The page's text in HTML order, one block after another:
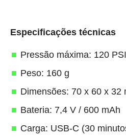
Especificações técnicas
Pressão máxima: 120
Peso: 160 g
Dimensões: 70 x 60 x 32
Bateria: 7,4 V / 600 mAh
Carga: USB-C (30